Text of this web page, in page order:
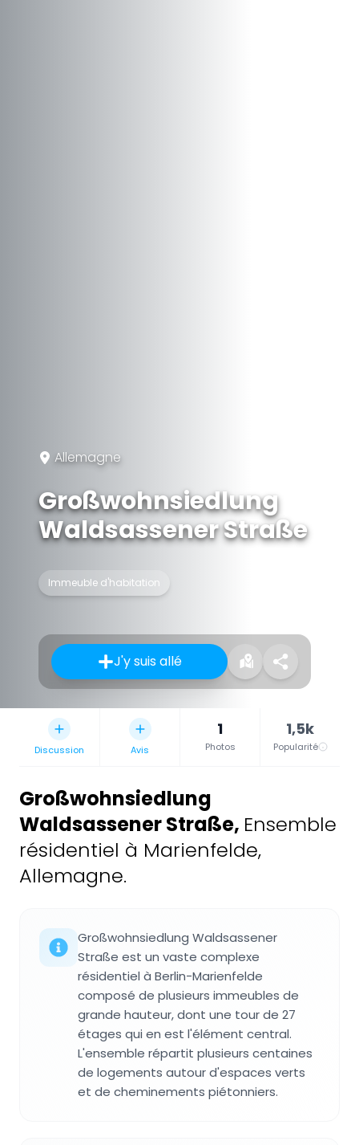
Allemagne
Großwohnsiedlung
Waldsassener Straße
Immeuble d'habitation
J'y suis allé
Discussion Avis
1
Photos
1,5k
Popularité
Großwohnsiedlung
Waldsassener Straße, Ensemble
résidentiel à Marienfelde,
Allemagne.
Großwohnsiedlung Waldsassener
Straße est un vaste complexe
résidentiel à Berlin-Marienfelde
composé de plusieurs immeubles de
grande hauteur, dont une tour de 27
étages qui en est l'élément central.
L'ensemble répartit plusieurs centaines
de logements autour d'espaces verts
et de cheminements piétonniers.